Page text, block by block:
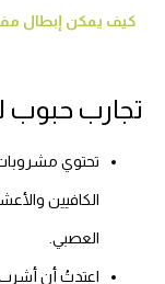
كيف يمكن إبطال
تجارب حبوب
تحتوي
الكافيين
العصبي.
اعتدتُ أن أشرب